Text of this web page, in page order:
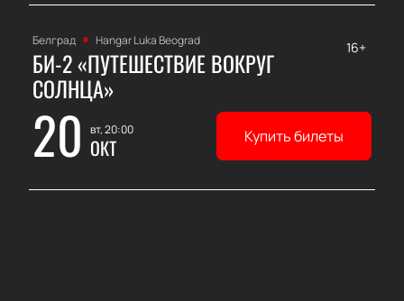
Белград Hangar Luka Beograd
БИ-2 «ПУТЕШЕСТВИЕ ВОКРУГ
СОЛНЦА»
20 вт, 20:00
ОКТ
16+
Купить билеты